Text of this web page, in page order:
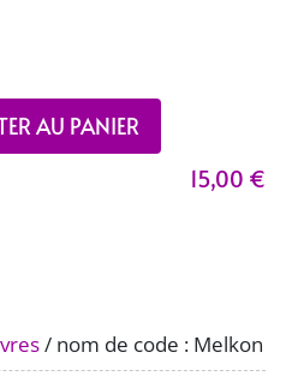
AU PANIER
15,00 €
/ nom de code : Melkon